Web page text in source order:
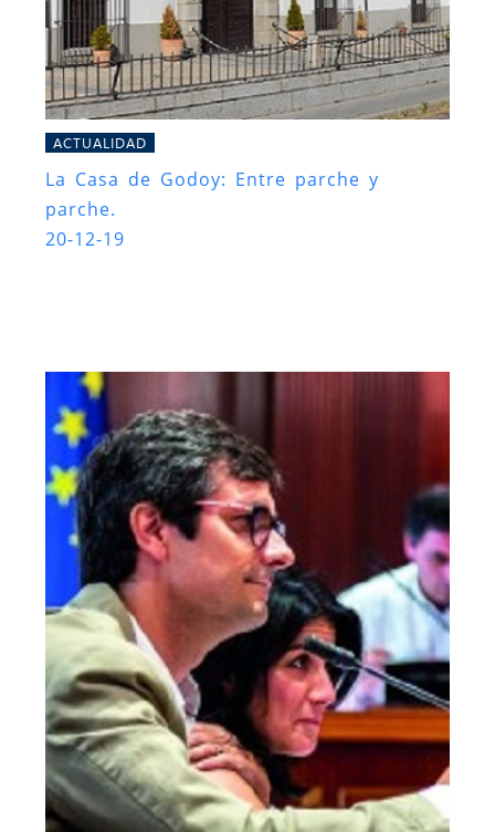
ACTUALIDAD
La Casa de Godoy: Entre parche y
parche.
20-12-19